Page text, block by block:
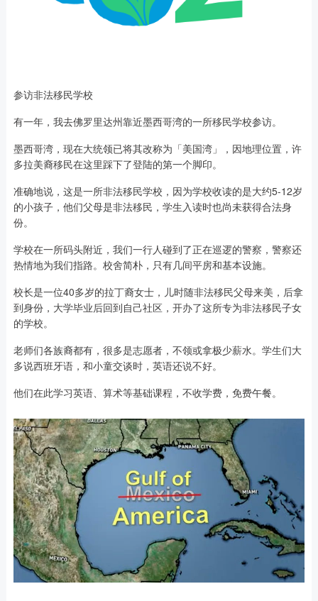
参访非法移民学校
有一年，我去佛罗里达州靠近墨西哥湾的一所移民学校参访。
墨西哥湾，现在大统领已将其改称为「美国湾」，因地理位置，许
多拉美裔移民在这里踩下了登陆的第一个脚印。
准确地说，这是一所非法移民学校，因为学校收读的是大约5-12岁
的小孩子，他们父母是非法移民，学生入读时也尚未获得合法身
份。
学校在一所码头附近，我们一行人碰到了正在巡逻的警察，警察还
热情地为我们指路。校舍简朴，只有几间平房和基本设施。
校长是一位40多岁的拉丁裔女士，儿时随非法移民父母来美，后拿
到身份，大学毕业后回到自己社区，开办了这所专为非法移民子女
的学校。
老师们各族裔都有，很多是志愿者，不领或拿极少薪水。学生们大
多说西班牙语，和小童交谈时，英语还说不好。
他们在此学习英语、算术等基础课程，不收学费，免费午餐。